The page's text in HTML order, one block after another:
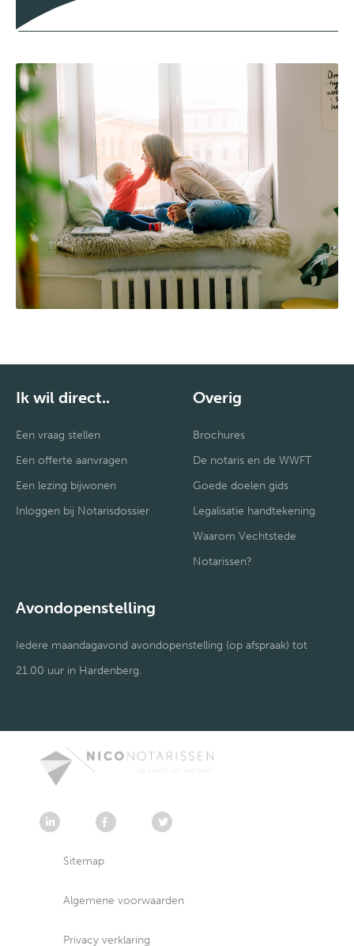
Ik wil direct..
Een vraag stellen
Een offerte aanvragen
Een lezing bijwonen
Inloggen bij Notarisdossier
Overig
Brochures
De notaris en de WWFT
Goede doelen gids
Legalisatie handtekening
Waarom Vechtstede
Notarissen?
Avondopenstelling
Iedere maandagavond avondopenstelling (op afspraak) tot
21.00 uur in Hardenberg.
Sitemap
Algemene voorwaarden
Privacy verklaring